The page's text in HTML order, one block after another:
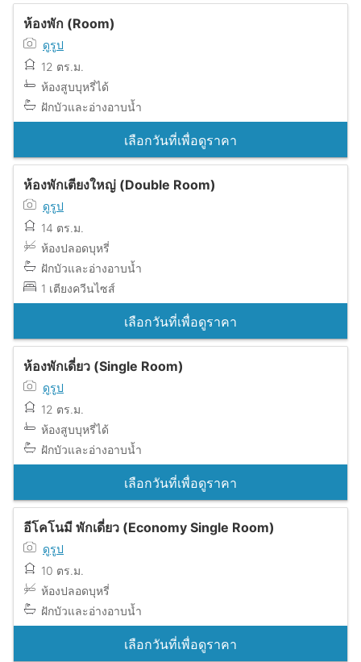
ห้องพัก (Room)
ดูรูป
12 ตร.ม.
ห้องสูบบุหรี่ได้
ฝักบัวและอ่างอาบน้ำ
เลือกวันที่เพื่อดูราคา
ห้องพักเตียงใหญ่ (Double Room)
ดูรูป
14 ตร.ม.
ห้องปลอดบุหรี่
ฝักบัวและอ่างอาบน้ำ
1 เตียงควีนไซส์
เลือกวันที่เพื่อดูราคา
ห้องพักเดี่ยว (Single Room)
ดูรูป
12 ตร.ม.
ห้องสูบบุหรี่ได้
ฝักบัวและอ่างอาบน้ำ
เลือกวันที่เพื่อดูราคา
อีโคโนมี พักเดี่ยว (Economy Single Room)
ดูรูป
10 ตร.ม.
ห้องปลอดบุหรี่
ฝักบัวและอ่างอาบน้ำ
เลือกวันที่เพื่อดูราคา